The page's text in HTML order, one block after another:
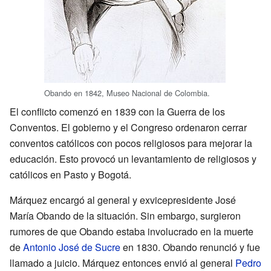
Obando en 1842, Museo Nacional de Colombia.
El conflicto comenzó en 1839 con la Guerra de los
Conventos. El gobierno y el Congreso ordenaron cerrar
conventos católicos con pocos religiosos para mejorar la
educación. Esto provocó un levantamiento de religiosos y
católicos en Pasto y Bogotá.
Márquez encargó al general y exvicepresidente José
María Obando de la situación. Sin embargo, surgieron
rumores de que Obando estaba involucrado en la muerte
deAntonio José de Sucreen 1830. Obando renunció y fue
llamado a juicio. Márquez entonces envió al general Pedro